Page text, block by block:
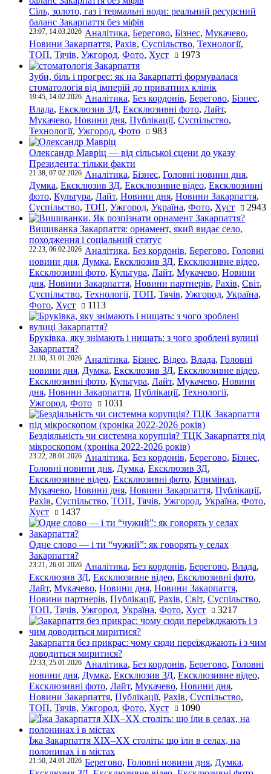
Сіль, золото, газ і термальні води: реальний ресурсний
баланс Закарпаття без міфів
23:07, 14.03.2026 Аналітика, Берегово, Бізнес, Мукачево,
Новини Закарпаття, Рахів, Суспільство, Технології,
ТОП, Тячів, Ужгород, Фото, Хуст 1973
Зуби, біль і прогрес: як на Закарпатті формувалася
стоматологія від імперій до приватних клінік
19:45, 14.02.2026 Аналітика, Без кордонів, Берегово, Бізнес,
Влада, Ексклюзив ЗД, Ексклюзивні фото, Лайт,
Мукачево, Новини дня, Публікації, Суспільство,
Технології, Ужгород, Фото 983
Олександр Мавріц — від сільської сцени до указу
Президента: тільки факти
21:38, 07.02.2026 Аналітика, Бізнес, Головні новини дня,
Думка, Ексклюзив ЗД, Ексклюзивне відео, Ексклюзивні
фото, Культура, Лайт, Новини дня, Новини Закарпаття,
Суспільство, ТОП, Ужгород, Україна, Фото, Хуст 2943
Вишиванка Закарпаття: орнамент, який видає село,
походження і соціальний статус
22:23, 06.02.2026 Аналітика, Без кордонів, Берегово, Головні
новини дня, Думка, Ексклюзив ЗД, Ексклюзивне відео,
Ексклюзивні фото, Культура, Лайт, Мукачево, Новини
дня, Новини Закарпаття, Новини партнерів, Рахів, Світ,
Суспільство, Технології, ТОП, Тячів, Ужгород, Україна,
Фото, Хуст 1113
Бруківка, яку знімають і нищать: з чого зроблені вулиці
Закарпаття?
21:30, 31.01.2026 Аналітика, Бізнес, Відео, Влада, Головні
новини дня, Думка, Ексклюзив ЗД, Ексклюзивне відео,
Ексклюзивні фото, Культура, Лайт, Мукачево, Новини
дня, Новини Закарпаття, Публікації, Технології,
Ужгород, Фото 1031
Бездіяльність чи системна корупція? ТЦК Закарпаття під
мікроскопом (хроніка 2022-2026 років)
23:22, 28.01.2026 Аналітика, Без кордонів, Берегово, Бізнес,
Головні новини дня, Думка, Ексклюзив ЗД,
Ексклюзивне відео, Ексклюзивні фото, Кримінал,
Мукачево, Новини дня, Новини Закарпаття, Публікації,
Рахів, Суспільство, ТОП, Тячів, Ужгород, Україна, Фото,
Хуст
1437
Одне слово — і ти “чужий”: як говорять у селах
Закарпаття?
23:21, 26.01.2026 Аналітика, Без кордонів, Берегово, Влада,
Ексклюзив ЗД, Ексклюзивне відео, Ексклюзивні фото,
Лайт, Мукачево, Новини дня, Новини Закарпаття,
Новини партнерів, Публікації, Рахів, Світ, Суспільство,
ТОП, Тячів, Ужгород, Україна, Фото, Хуст 3217
Закарпаття без прикрас: чому сюди переїжджають і з чим
доводиться миритися?
22:33, 25.01.2026 Аналітика, Без кордонів, Берегово, Головні
новини дня, Думка, Ексклюзив ЗД, Ексклюзивне відео,
Ексклюзивні фото, Лайт, Мукачево, Новини дня,
Новини Закарпаття, Публікації, Рахів, Суспільство,
ТОП, Тячів, Ужгород, Фото, Хуст 1090
Їжа Закарпаття ХІХ–ХХ століть: що їли в селах, на
полонинах і в містах
21:50, 24.01.2026 Берегово, Головні новини дня, Думка,